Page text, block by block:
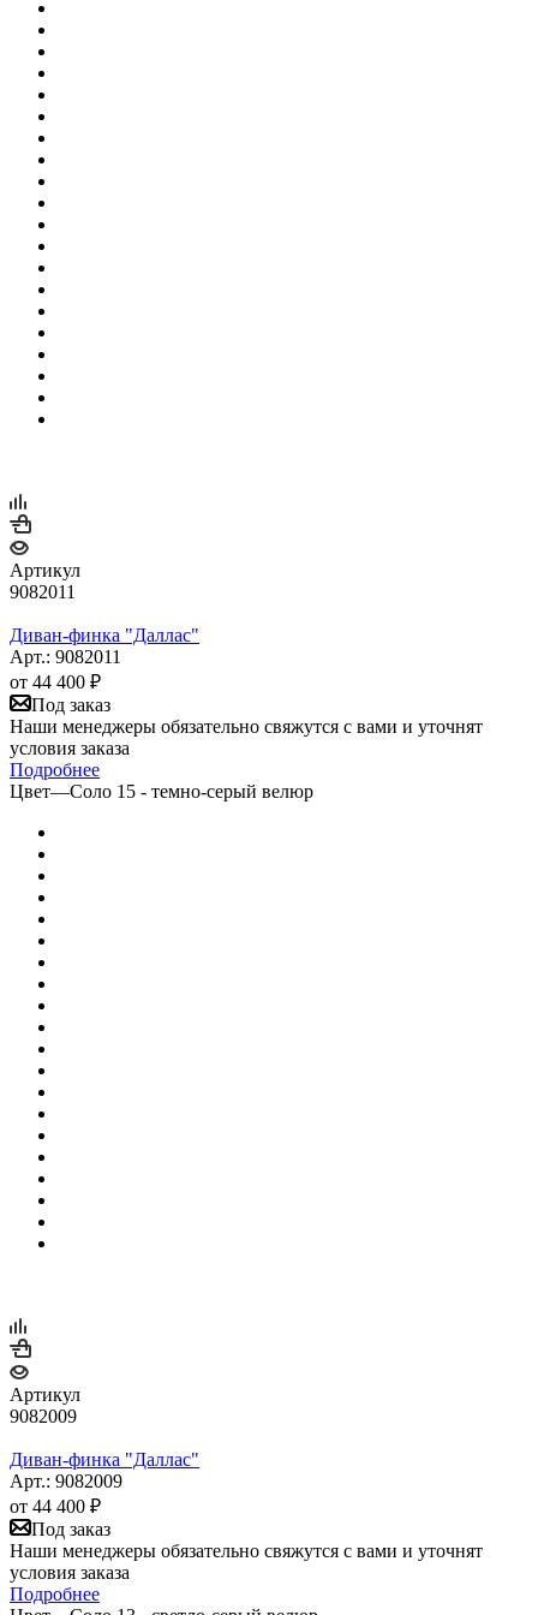
Артикул
9082011
Диван-финка "Даллас"
Арт.: 9082011
от 44 400 ₽
Под заказ
Наши менеджеры обязательно свяжутся с вами и уточнят
условия заказа
Подробнее
Цвет—Соло 15 - темно-серый велюр
Артикул
9082009
Диван-финка "Даллас"
Арт.: 9082009
от 44 400 ₽
Под заказ
Наши менеджеры обязательно свяжутся с вами и уточнят
условия заказа
Подробнее